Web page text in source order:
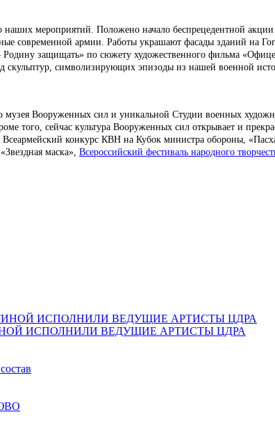
мероприятий. Положено начало беспрецедентной
современной армии. Работы украшают фасады зданий на
защищать» по сюжету художественного фильма
скульптур, символизирующих эпизоды из нашей военной
Вооруженных сил и уникальной Студии военных
сейчас культура Вооруженных сил открывает и
конкурс КВН на Кубок министра обороны,
маска», Всероссийский фестиваль народного
ИСПОЛНИЛИ ВЕДУЩИЕ АРТИСТЫ ЦДРА